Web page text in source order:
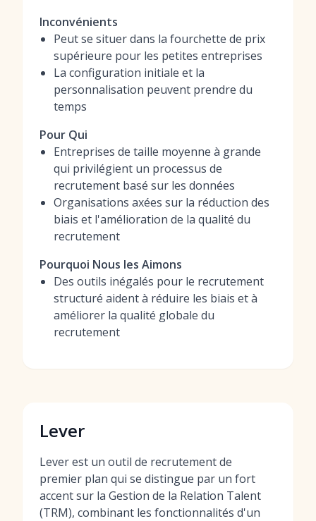
Inconvénients
Peut se situer dans la fourchette de prix
supérieure pour les petites entreprises
La configuration initiale et la
personnalisation peuvent prendre du
temps
Pour Qui
Entreprises de taille moyenne à grande
qui privilégient un processus de
recrutement basé sur les données
Organisations axées sur la réduction des
biais et l'amélioration de la qualité du
recrutement
Pourquoi Nous les Aimons
Des outils inégalés pour le recrutement
structuré aident à réduire les biais et à
améliorer la qualité globale du
recrutement
Lever
Lever est un outil de recrutement de
premier plan qui se distingue par un fort
accent sur la Gestion de la Relation Talent
(TRM), combinant les fonctionnalités d'un